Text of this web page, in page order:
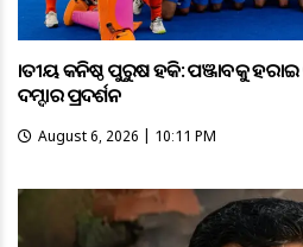
ଜାତୀୟ କନିଷ୍ଠ ପୁରୁଷ ହକି: ପଞ୍ଜାବକୁ ହରାଇ
ଦମ୍ଦାର ପ୍ରଦର୍ଶନ
August 6, 2026 | 10:11 PM